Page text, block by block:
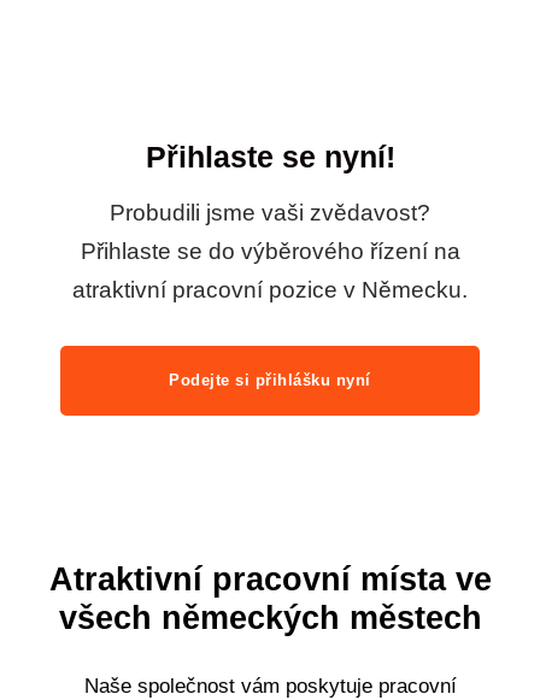
Přihlaste se nyní!
Probudili jsme vaši zvědavost?
Přihlaste se do výběrového řízení na
atraktivní pracovní pozice v Německu.
Podejte si přihlášku nyní
Atraktivní pracovní místa ve
všech německých městech
Naše společnost vám poskytuje pracovní